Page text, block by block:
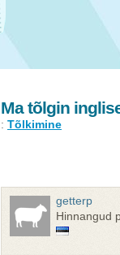
Ma tõlgin
: Tõlkimine
getterp
Hinnangud